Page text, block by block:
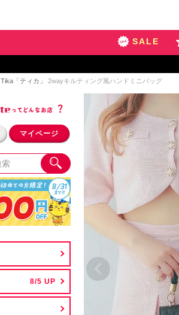
SALE
Tika「ティカ」 2wayキルティング風ハンドミニバッグ
マイページ